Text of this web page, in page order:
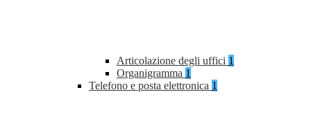
Articolazione degli uffici 1
Organigramma 1
Telefono e posta elettronica 1